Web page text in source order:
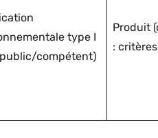
type I
compétent)
Produit
: